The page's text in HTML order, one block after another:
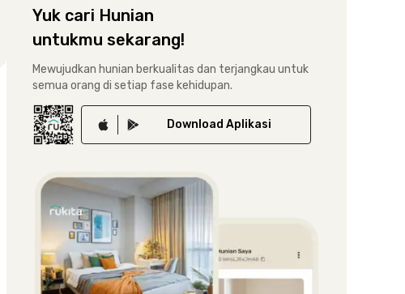
Yuk cari Hunian
untukmu sekarang!
Mewujudkan hunian berkualitas dan terjangkau untuk
semua orang di setiap fase kehidupan.
Download Aplikasi